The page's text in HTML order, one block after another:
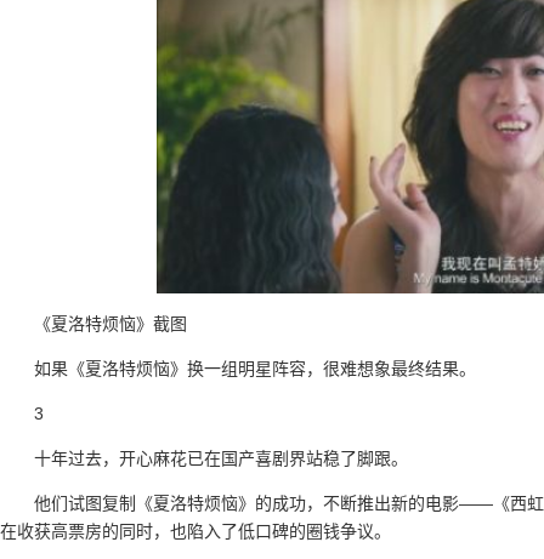
《夏洛特烦恼》截图
如果《夏洛特烦恼》换一组明星阵容，很难想象最终结果。
3
十年过去，开心麻花已在国产喜剧界站稳了脚跟。
他们试图复制《夏洛特烦恼》的成功，不断推出新的电影——《西
在收获高票房的同时，也陷入了低口碑的圈钱争议。